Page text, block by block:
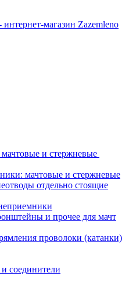
и стержневые
мачтовые и стержневые
отдельно стоящие
и прочее для мачт
проволоки (катанки)
соединители